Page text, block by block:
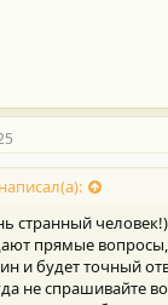
странный
прямые
и будет точный
не спрашивайте